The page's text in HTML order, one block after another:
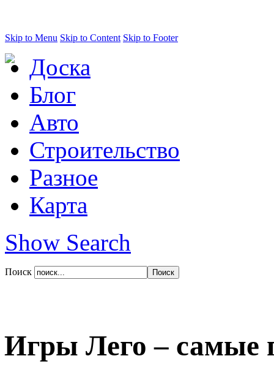
Skip to Menu Skip to Content Skip to Footer
Доска
Блог
Авто
Строительство
Разное
Карта
Show Search
Поиск
Игры Лего – самые